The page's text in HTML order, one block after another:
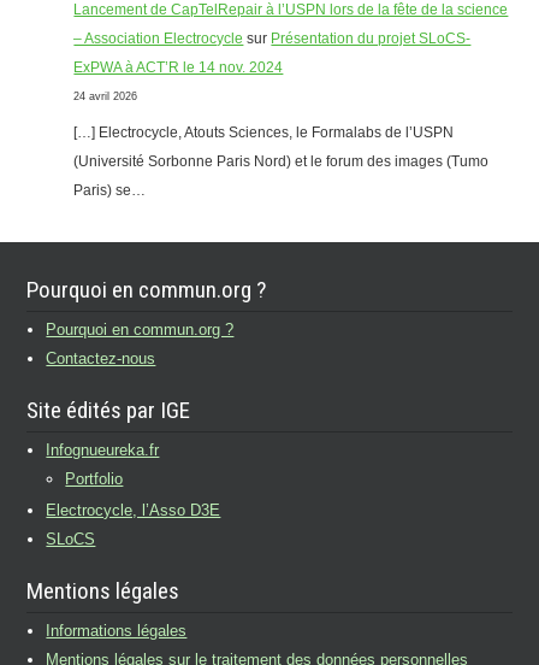
Lancement de CapTelRepair à l’USPN lors de la fête de la science
– Association Electrocycle sur Présentation du projet SLoCS-
ExPWA à ACT’R le 14 nov. 2024
24 avril 2026
[…] Electrocycle, Atouts Sciences, le Formalabs de l’USPN
(Université Sorbonne Paris Nord) et le forum des images (Tumo
Paris) se…
Pourquoi en commun.org ?
Pourquoi en commun.org ?
Contactez-nous
Site édités par IGE
Infognueureka.fr
Portfolio
Electrocycle, l’Asso D3E
SLoCS
Mentions légales
Informations légales
Mentions légales sur le traitement des données personnelles